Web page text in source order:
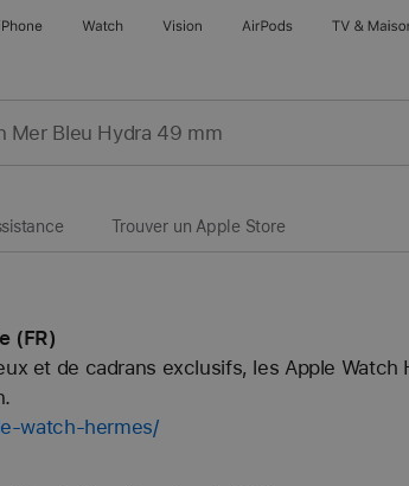
iPhone Watch Vision AirPods TV &
Trouver un Apple Store
(FR)
et de cadrans exclusifs, les Apple
watch-hermes/